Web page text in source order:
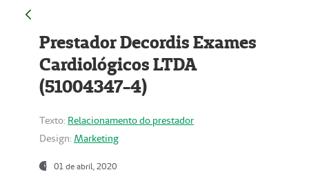
Prestador Decordis Exames
Cardiológicos LTDA
(51004347-4)
Texto: Relacionamento do prestador
Design: Marketing
01 de abril, 2020